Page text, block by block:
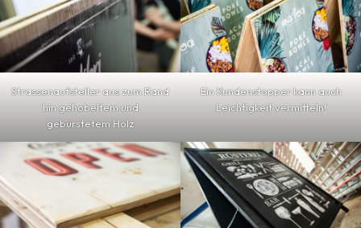
Strassenaufsteller aus zum Rand
hin gehobeltem und
gebürstetem Holz
Ein Kundenstopper kann auch
Leichtigkeit vermitteln!